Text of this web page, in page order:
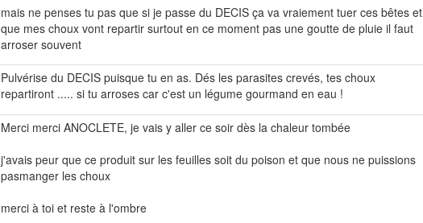
mais ne penses tu pas que si je passe du DECIS ça va vraiement tuer ces bêtes et
que mes choux vont repartir surtout en ce moment pas une goutte de pluie il faut
arroser souvent
Pulvérise du DECIS puisque tu en as. Dés les parasites crevés, tes choux
repartiront ..... si tu arroses car c'est un légume gourmand en eau !
Merci merci ANOCLETE, je vais y aller ce soir dès la chaleur tombée
j'avais peur que ce produit sur les feuilles soit du poison et que nous ne puissions
pasmanger les choux
merci à toi et reste à l'ombre